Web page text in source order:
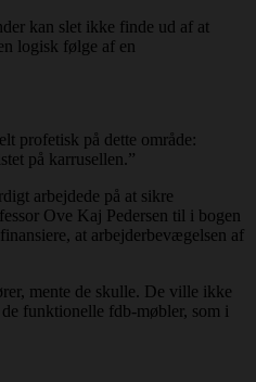
kan slet ikke finde ud af at
logisk følge af en
profetisk på dette område:
på karrusellen.”
arbejdede på at sikre
Ove Kaj Pedersen til i bogen
at arbejderbevægelsen af
mente de skulle. De ville ikke
funktionelle fdb-møbler, som i